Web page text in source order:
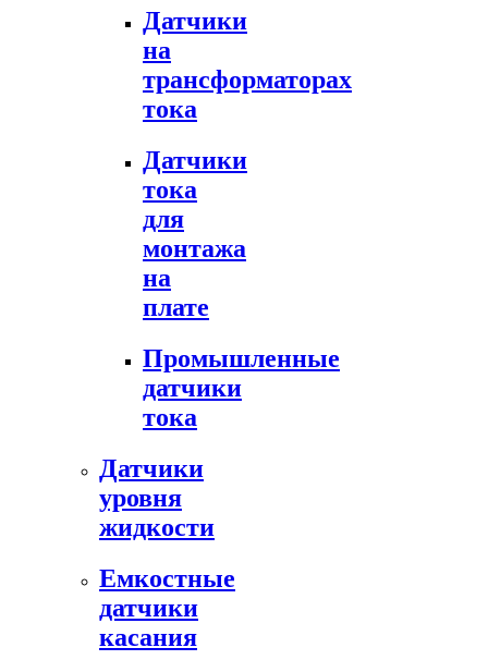
Датчики
на
трансформаторах
тока
Датчики
тока
для
монтажа
на
плате
Промышленные
датчики
тока
Датчики
уровня
жидкости
Емкостные
датчики
касания